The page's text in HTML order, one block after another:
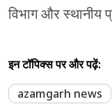
विभाग और स्थानीय
इन टॉपिक्स पर और पढ़ें:
azamgarh news